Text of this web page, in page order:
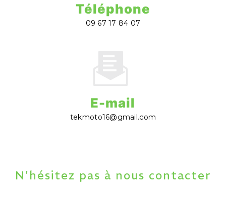
Téléphone
09 67 17 84 07
E-mail
tekmoto16@gmail.com
N'hésitez pas à nous contacter